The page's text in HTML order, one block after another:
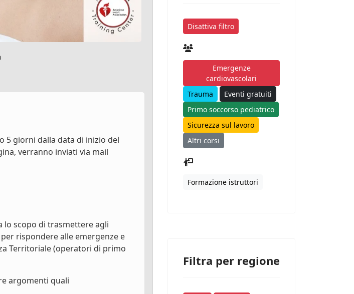
5 giorni dalla data di inizio del
verranno inviati via mail
lo scopo di trasmettere agli
rispondere alle emergenze e
Territoriale (operatori di primo
argomenti quali
Disattiva filtro
Emergenze
cardiovascolari
Trauma
Eventi gratuiti
Primo soccorso pediatrico
Sicurezza sul lavoro
Altri corsi
Formazione istruttori
Filtra per regione